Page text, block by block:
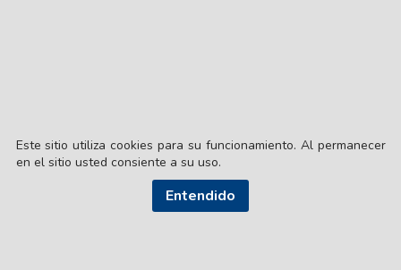
Director Editorial: Lic. Gustavo Eduardo Ick
Este sitio utiliza cookies para su funcionamiento. Al permanecer
en el sitio usted consiente a su uso.
Entendido